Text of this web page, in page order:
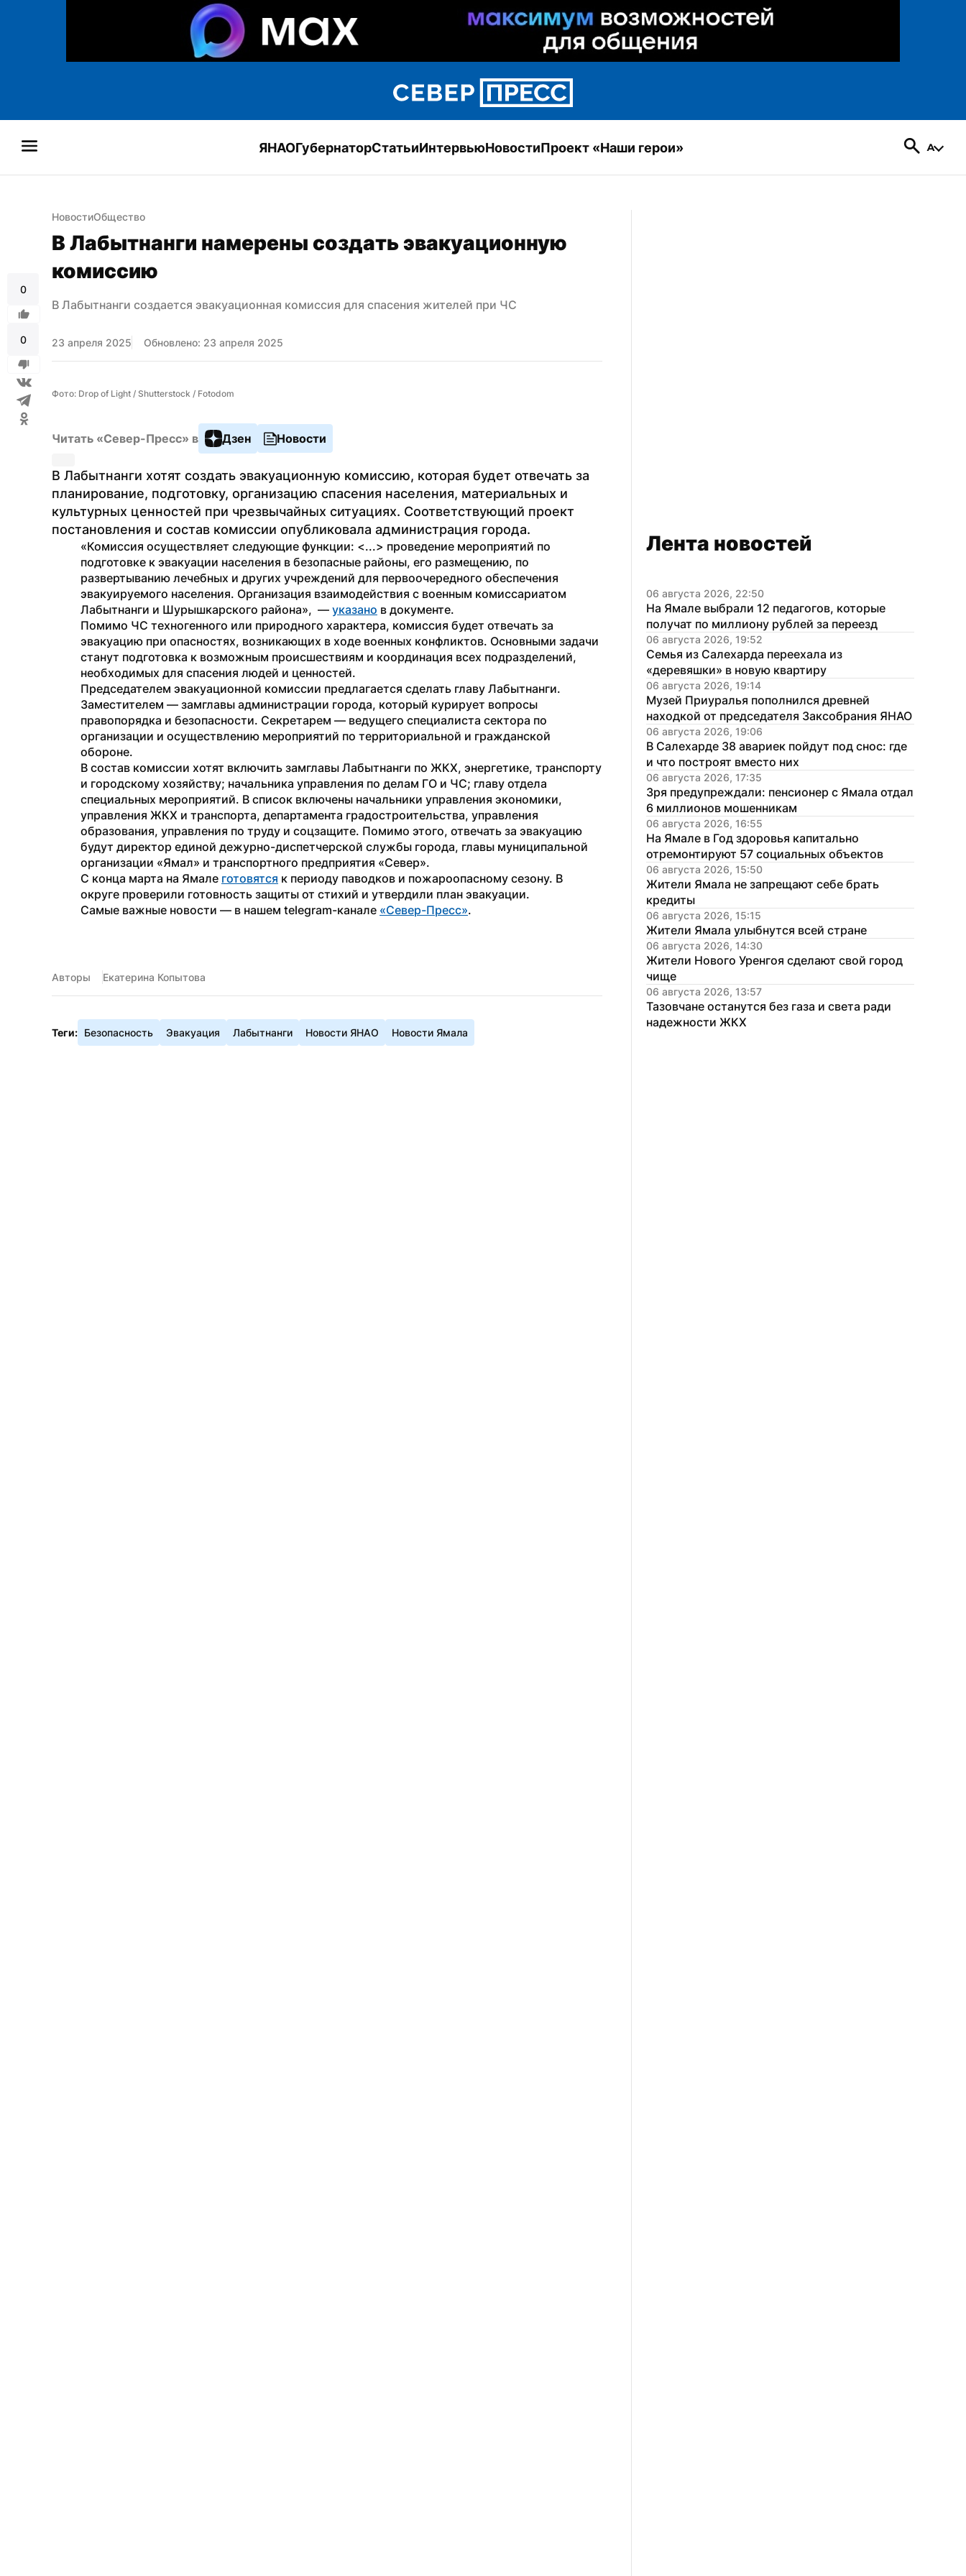
ЯНАОГубернаторСтатьиИнтервьюНовостиПроект «Наши герои»
0
0
НовостиОбщество
В Лабытнанги намерены создать эвакуационную
комиссию
В Лабытнанги создается эвакуационная комиссия для спасения жителей при ЧС
23 апреля 2025 Обновлено: 23 апреля 2025
Фото: Drop of Light / Shutterstock / Fotodom
Читать «Север-Пресс» в Дзен Новости
В Лабытнанги хотят создать эвакуационную комиссию, которая будет отвечать за
планирование, подготовку, организацию спасения населения, материальных и
культурных ценностей при чрезвычайных ситуациях. Соответствующий проект
постановления и состав комиссии опубликовала администрация города.
«Комиссия осуществляет следующие функции: <...> проведение мероприятий по
подготовке к эвакуации населения в безопасные районы, его размещению, по
развертыванию лечебных и других учреждений для первоочередного обеспечения
эвакуируемого населения. Организация взаимодействия с военным комиссариатом
Лабытнанги и Шурышкарского района»,  — указано в документе.
Помимо ЧС техногенного или природного характера, комиссия будет отвечать за
эвакуацию при опасностях, возникающих в ходе военных конфликтов. Основными задачи
станут подготовка к возможным происшествиям и координация всех подразделений,
необходимых для спасения людей и ценностей.
Председателем эвакуационной комиссии предлагается сделать главу Лабытнанги.
Заместителем — замглавы администрации города, который курирует вопросы
правопорядка и безопасности. Секретарем — ведущего специалиста сектора по
организации и осуществлению мероприятий по территориальной и гражданской
обороне.
В состав комиссии хотят включить замглавы Лабытнанги по ЖКХ, энергетике, транспорту
и городскому хозяйству; начальника управления по делам ГО и ЧС; главу отдела
специальных мероприятий. В список включены начальники управления экономики,
управления ЖКХ и транспорта, департамента градостроительства, управления
образования, управления по труду и соцзащите. Помимо этого, отвечать за эвакуацию
будут директор единой дежурно-диспетчерской службы города, главы муниципальной
организации «Ямал» и транспортного предприятия «Север».
С конца марта на Ямале готовятся к периоду паводков и пожароопасному сезону. В
округе проверили готовность защиты от стихий и утвердили план эвакуации.
Самые важные новости — в нашем telegram-канале «Север-Пресс».
Авторы Екатерина Копытова
Теги: Безопасность Эвакуация Лабытнанги Новости ЯНАО Новости Ямала
Лента новостей
06 августа 2026, 22:50
На Ямале выбрали 12 педагогов, которые
получат по миллиону рублей за переезд
06 августа 2026, 19:52
Семья из Салехарда переехала из
«деревяшки» в новую квартиру
06 августа 2026, 19:14
Музей Приуралья пополнился древней
находкой от председателя Заксобрания ЯНАО
06 августа 2026, 19:06
В Салехарде 38 авариек пойдут под снос: где
и что построят вместо них
06 августа 2026, 17:35
Зря предупреждали: пенсионер с Ямала отдал
6 миллионов мошенникам
06 августа 2026, 16:55
На Ямале в Год здоровья капитально
отремонтируют 57 социальных объектов
06 августа 2026, 15:50
Жители Ямала не запрещают себе брать
кредиты
06 августа 2026, 15:15
Жители Ямала улыбнутся всей стране
06 августа 2026, 14:30
Жители Нового Уренгоя сделают свой город
чище
06 августа 2026, 13:57
Тазовчане останутся без газа и света ради
надежности ЖКХ